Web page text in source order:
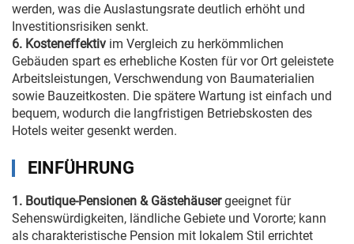
werden, was die Auslastungsrate deutlich erhöht und
Investitionsrisiken senkt.
6. Kosteneffektiv im Vergleich zu herkömmlichen
Gebäuden spart es erhebliche Kosten für vor Ort geleistete
Arbeitsleistungen, Verschwendung von Baumaterialien
sowie Bauzeitkosten. Die spätere Wartung ist einfach und
bequem, wodurch die langfristigen Betriebskosten des
Hotels weiter gesenkt werden.
EINFÜHRUNG
1. Boutique-Pensionen & Gästehäusergeeignet für
Sehenswürdigkeiten, ländliche Gebiete und Vororte; kann
als charakteristische Pension mit lokalem Stil errichtet